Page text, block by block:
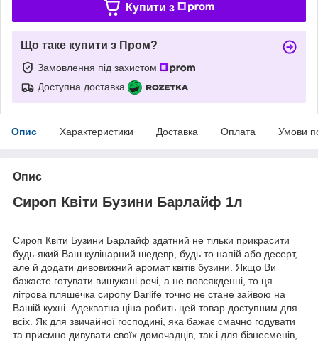
Купити з
Що таке купити з Пром?
Замовлення під захистом
Доступна доставка
Опис Характеристики Доставка Оплата Умови
Опис
Сироп Квіти Бузини Барлайф 1л
Сироп Квіти Бузини Барлайф здатний не тільки прикрасити
будь-який Ваш кулінарний шедевр, будь то напій або десерт,
але й додати дивовижний аромат квітів бузини. Якщо Ви
бажаєте готувати вишукані речі, а не повсякденні, то ця
літрова пляшечка сиропу Barlife точно не стане зайвою на
Вашій кухні. Адекватна ціна робить цей товар доступним для
всіх. Як для звичайної господині, яка бажає смачно годувати
та приємно дивувати своїх домочадців, так і для бізнесменів,